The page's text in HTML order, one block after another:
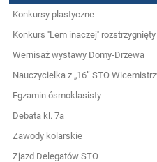
Konkursy plastyczne
Konkurs ''Lem inaczej'' rozstrzygnięty
Wernisaż wystawy Domy-Drzewa
Nauczycielka z „16” STO
Egzamin ósmoklasisty
Debata kl. 7a
Zawody kolarskie
Zjazd Delegatów STO